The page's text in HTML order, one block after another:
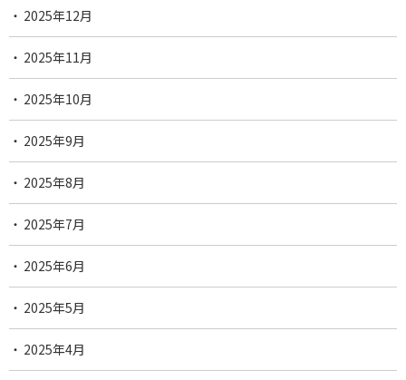
2025年12月
2025年11月
2025年10月
2025年9月
2025年8月
2025年7月
2025年6月
2025年5月
2025年4月